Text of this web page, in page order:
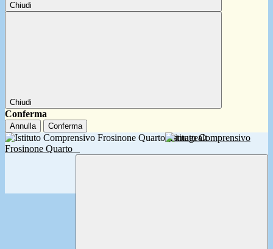
Chiudi
Chiudi
Conferma
Annulla Conferma
Istituto Comprensivo
Frosinone Quarto